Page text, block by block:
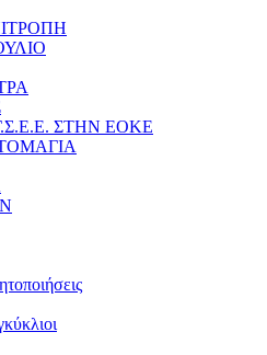
ΣΤΗΝ ΕΟΚΕ